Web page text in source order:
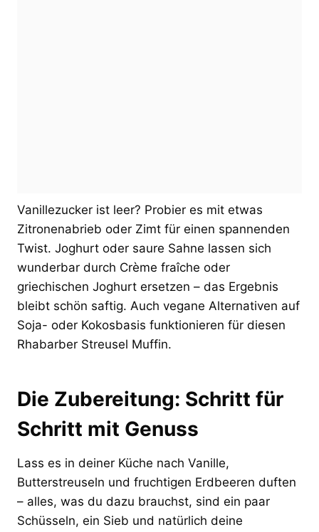
Vanillezucker ist leer? Probier es mit etwas
Zitronenabrieb oder Zimt für einen spannenden
Twist. Joghurt oder saure Sahne lassen sich
wunderbar durch Crème fraîche oder
griechischen Joghurt ersetzen – das Ergebnis
bleibt schön saftig. Auch vegane Alternativen auf
Soja- oder Kokosbasis funktionieren für diesen
Rhabarber Streusel Muffin.
Die Zubereitung: Schritt für
Schritt mit Genuss
Lass es in deiner Küche nach Vanille,
Butterstreuseln und fruchtigen Erdbeeren duften
– alles, was du dazu brauchst, sind ein paar
Schüsseln, ein Sieb und natürlich deine